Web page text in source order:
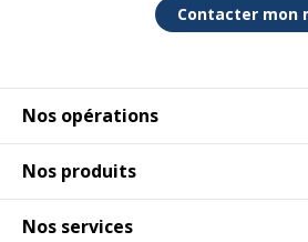
Nos opérations
Nos produits
Nos services
Contacter mon